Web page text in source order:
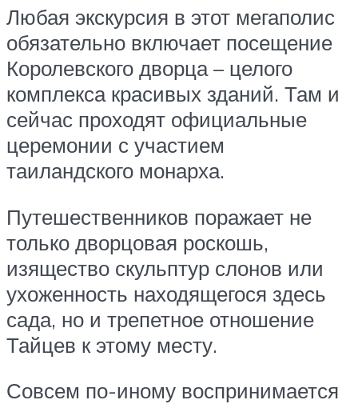
Любая экскурсия в этот мегаполис
обязательно включает посещение
Королевского дворца – целого
комплекса красивых зданий. Там и
сейчас проходят официальные
церемонии с участием
таиландского монарха.
Путешественников поражает не
только дворцовая роскошь,
изящество скульптур слонов или
ухоженность находящегося здесь
сада, но и трепетное отношение
Тайцев к этому месту.
Совсем по-иному воспринимается